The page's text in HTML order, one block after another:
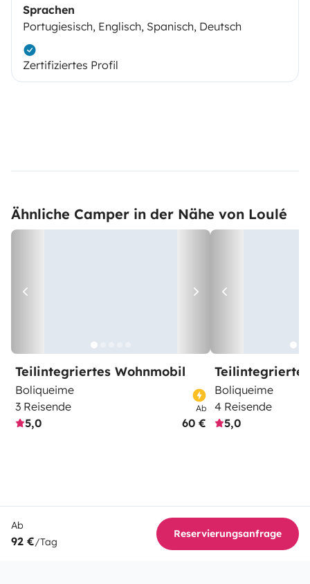
Sprachen
Portugiesisch, Englisch, Spanisch, Deutsch
Zertifiziertes Profil
Ähnliche Camper in der Nähe von Loulé
Teilintegriertes Wohnmobil
Boliqueime
3 Reisende
5,0
Ab
60 €
Boliqueime
4 Reisende
5,0
Ab
92 €/Tag
Reservierungsanfrage